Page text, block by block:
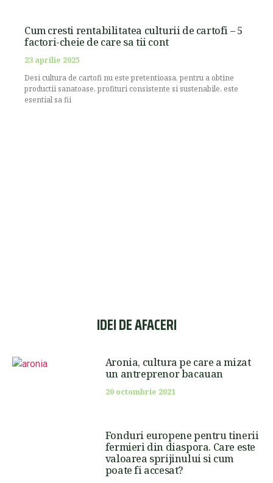
Cum cresti rentabilitatea culturii de cartofi – 5
factori-cheie de care sa tii cont
23 aprilie 2025
Desi cultura de cartofi nu este pretentioasa, pentru a obtine
productii sanatoase, profituri consistente si sustenabile, este
esential sa fii
IDEI DE AFACERI
Aronia, cultura pe care a mizat
un antreprenor bacauan
20 octombrie 2021
Fonduri europene pentru tinerii
fermieri din diaspora. Care este
valoarea sprijinului si cum
poate fi accesat?